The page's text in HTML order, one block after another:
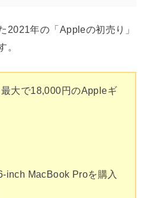
年の「Appleの初売り」
。
大で18,000円のAppleギ
inch MacBook Proを購入